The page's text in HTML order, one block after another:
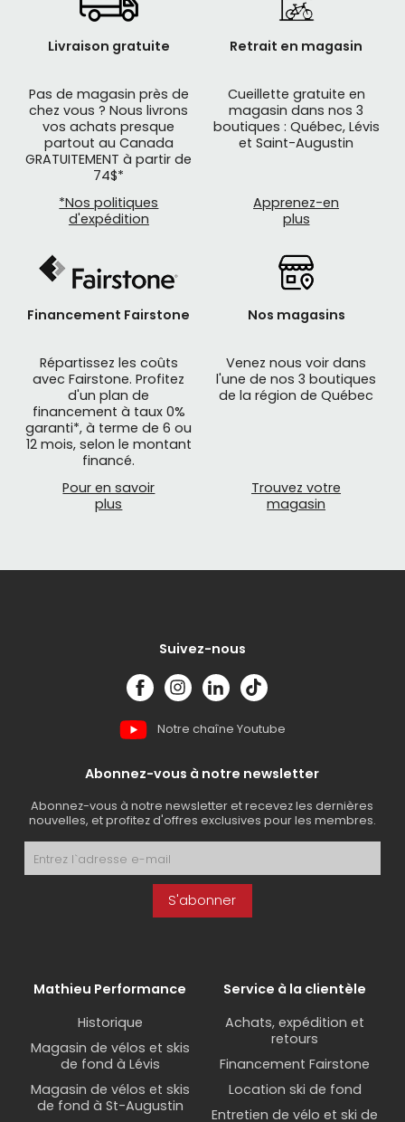
Fondée en 1935,SWISSSTOP
est le leader mondial
dans la production de patins de freins dans
l’industrie du vélo. Basée en Suisse, leur obsession
du détail est gage de qualité.
Shimano, Sram, Campagnolo, les exigences sur les
plaquettes de frein sont toujours différentes,
l'objectif est le même: ralentir rapidement ou
et à quelle vitesse vous allez, les produits de
SWISSSTOPassurent des performances
optimales dans les conditions les plus extrêmes.
Parmi nos pièces de vélo
vous propose despatins de frein et des
bicyclette.
Livraison gratuite
Pas de magasin près de
chez vous ? Nous livrons
vos achats presque
partout au Canada
GRATUITEMENT à partir de
74$*
*Nos politiques
d'expédition
Retrait en magasin
Cueillette gratuite en
magasin dans nos 3
boutiques : Québec, Lévis
et Saint-Augustin
Apprenez-en
plus
Financement Fairstone
Répartissez les coûts
avec Fairstone. Profitez
d'un plan de
financement à taux 0%
garanti*, à terme de 6 ou
12 mois, selon le montant
financé.
Pour en savoir
plus
Nos magasins
Venez nous voir dans
l'une de nos 3 boutiques
de la région de Québec
Trouvez votre
magasin
Suivez-nous
Notre chaîne Youtube
Abonnez-vous à notre newsletter
Abonnez-vous à notre newsletter et recevez les dernières
nouvelles, et profitez d'offres exclusives pour les membres.
S'abonner
Mathieu Performance
Historique
Magasin de vélos et skis
de fond à Lévis
Magasin de vélos et skis
de fond à St-Augustin
Service à la clientèle
Achats, expédition et
retours
Financement Fairstone
Location ski de fond
Entretien de vélo et ski de